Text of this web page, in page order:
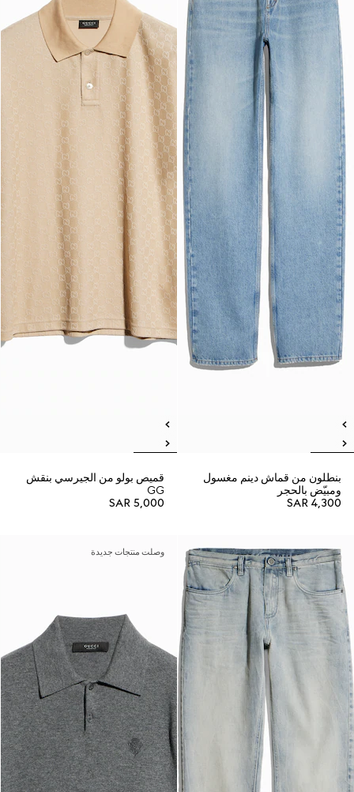
بنطلون من قماش دينم مغسول
ومبيّض بالحجر
SAR 4,300
قميص بولو من الجيرسي بنقش
GG
SAR 5,000
وصلت منتجات جديدة